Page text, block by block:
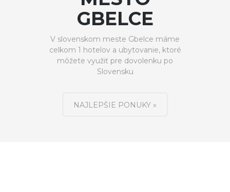
GBELCE
V slovenskom meste Gbelce máme
celkom 1 hotelov a ubytovanie, ktoré
môžete využiť pre dovolenku po
Slovensku
NAJLEPŠIE PONUKY »